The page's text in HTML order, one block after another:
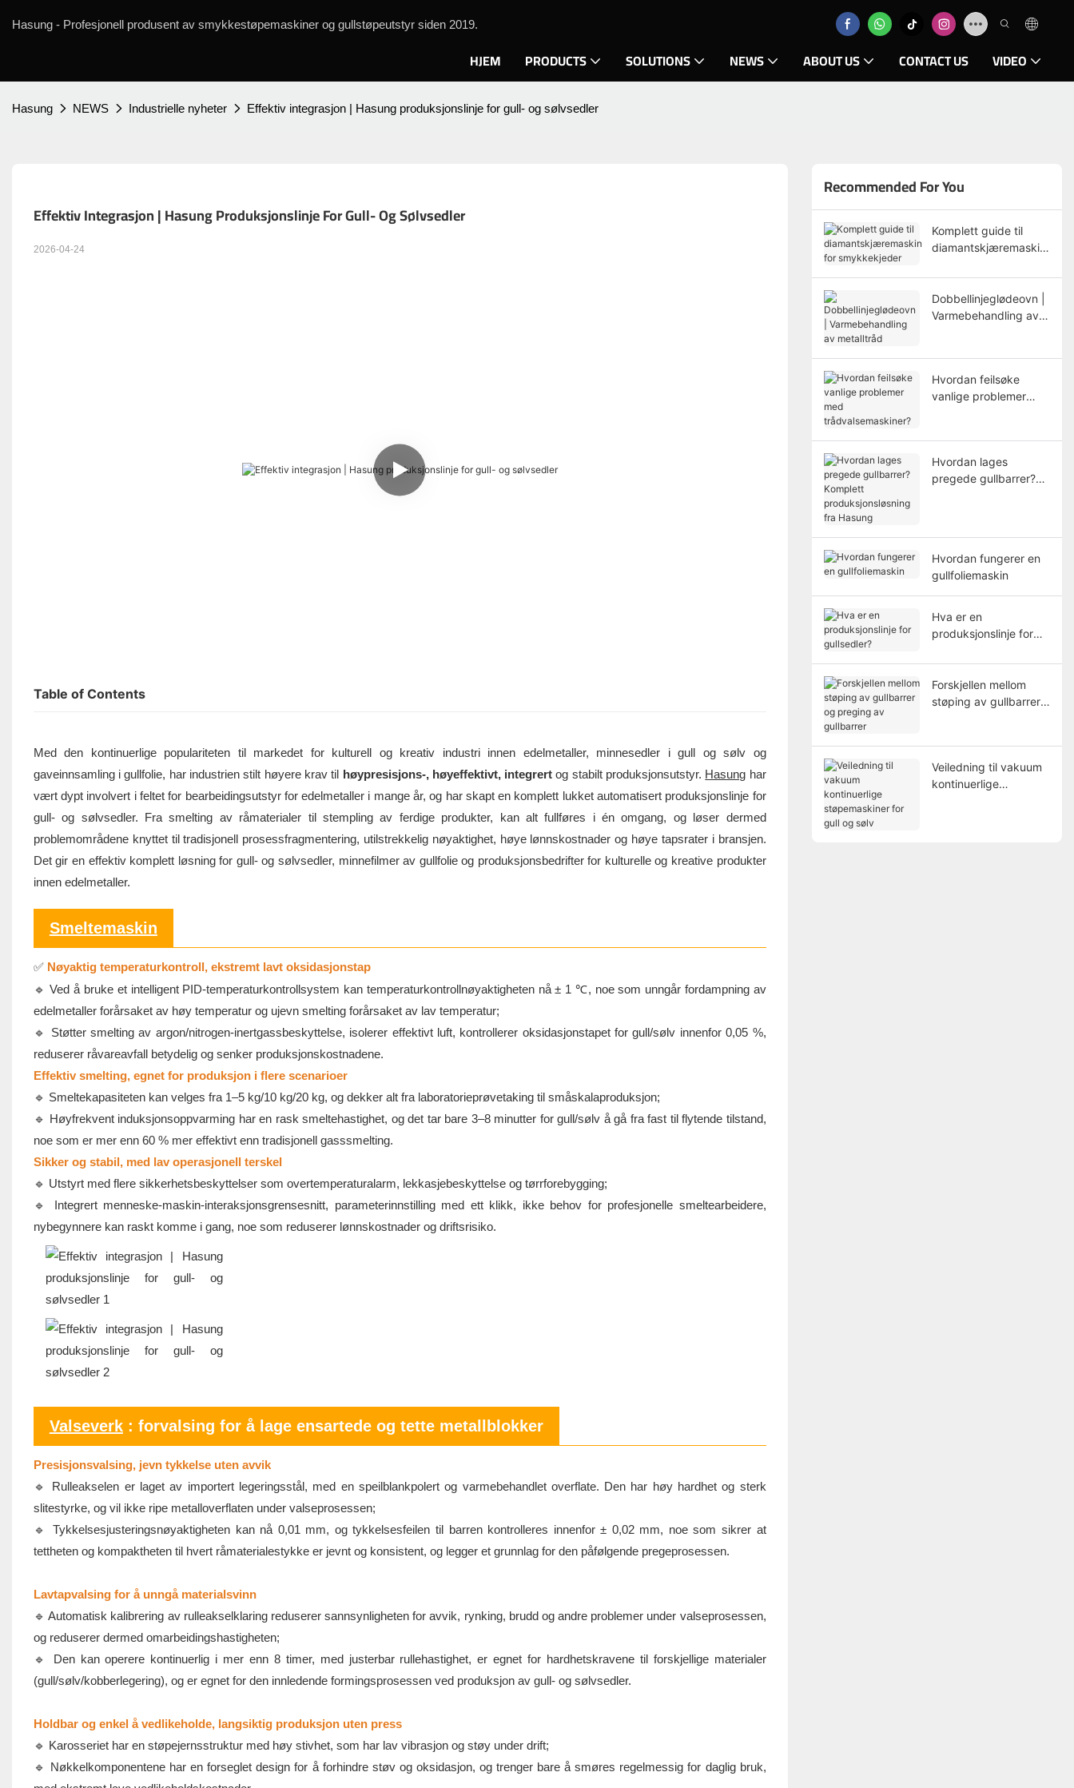
Hasung - Profesjonell produsent av smykkestøpemaskiner og gullstøpeutstyr siden 2019.
HJEM PRODUCTS SOLUTIONS NEWS ABOUT US CONTACT US VIDEO
Hasung NEWS Industrielle nyheter Effektiv integrasjon | Hasung produksjonslinje for gull- og sølvsedler
Effektiv Integrasjon | Hasung Produksjonslinje For Gull- Og Sølvsedler
2026-04-24
Table of Contents
Med den kontinuerlige populariteten til markedet for kulturell og kreativ industri innen edelmetaller, minnesedler i gull og sølv og
gaveinnsamling i gullfolie, har industrien stilt høyere krav til høypresisjons-, høyeffektivt, integrert og stabilt produksjonsutstyr. Hasung har
vært dypt involvert i feltet for bearbeidingsutstyr for edelmetaller i mange år, og har skapt en komplett lukket automatisert produksjonslinje for
gull- og sølvsedler. Fra smelting av råmaterialer til stempling av ferdige produkter, kan alt fullføres i én omgang, og løser dermed
problemområdene knyttet til tradisjonell prosessfragmentering, utilstrekkelig nøyaktighet, høye lønnskostnader og høye tapsrater i bransjen.
Det gir en effektiv komplett løsning for gull- og sølvsedler, minnefilmer av gullfolie og produksjonsbedrifter for kulturelle og kreative produkter
innen edelmetaller.
Smeltemaskin
✅ Nøyaktig temperaturkontroll, ekstremt lavt oksidasjonstap
🔹 Ved å bruke et intelligent PID-temperaturkontrollsystem kan temperaturkontrollnøyaktigheten nå ± 1 ℃, noe som unngår fordampning av
edelmetaller forårsaket av høy temperatur og ujevn smelting forårsaket av lav temperatur;
🔹 Støtter smelting av argon/nitrogen-inertgassbeskyttelse, isolerer effektivt luft, kontrollerer oksidasjonstapet for gull/sølv innenfor 0,05 %,
reduserer råvareavfall betydelig og senker produksjonskostnadene.
Effektiv smelting, egnet for produksjon i flere scenarioer
🔹 Smeltekapasiteten kan velges fra 1–5 kg/10 kg/20 kg, og dekker alt fra laboratorieprøvetaking til småskalaproduksjon;
🔹 Høyfrekvent induksjonsoppvarming har en rask smeltehastighet, og det tar bare 3–8 minutter for gull/sølv å gå fra fast til flytende tilstand,
noe som er mer enn 60 % mer effektivt enn tradisjonell gasssmelting.
Sikker og stabil, med lav operasjonell terskel
🔹 Utstyrt med flere sikkerhetsbeskyttelser som overtemperaturalarm, lekkasjebeskyttelse og tørrforebygging;
🔹 Integrert menneske-maskin-interaksjonsgrensesnitt, parameterinnstilling med ett klikk, ikke behov for profesjonelle smeltearbeidere,
nybegynnere kan raskt komme i gang, noe som reduserer lønnskostnader og driftsrisiko.
Valseverk: forvalsing for å lage ensartede og tette metallblokker
Presisjonsvalsing, jevn tykkelse uten avvik
🔹 Rulleakselen er laget av importert legeringsstål, med en speilblankpolert og varmebehandlet overflate. Den har høy hardhet og sterk
slitestyrke, og vil ikke ripe metalloverflaten under valseprosessen;
🔹 Tykkelsesjusteringsnøyaktigheten kan nå 0,01 mm, og tykkelsesfeilen til barren kontrolleres innenfor ± 0,02 mm, noe som sikrer at
tettheten og kompaktheten til hvert råmaterialestykke er jevnt og konsistent, og legger et grunnlag for den påfølgende pregeprosessen.
Lavtapvalsing for å unngå materialsvinn
🔹 Automatisk kalibrering av rulleakselklaring reduserer sannsynligheten for avvik, rynking, brudd og andre problemer under valseprosessen,
og reduserer dermed omarbeidingshastigheten;
🔹 Den kan operere kontinuerlig i mer enn 8 timer, med justerbar rullehastighet, er egnet for hardhetskravene til forskjellige materialer
(gull/sølv/kobberlegering), og er egnet for den innledende formingsprosessen ved produksjon av gull- og sølvsedler.
Holdbar og enkel å vedlikeholde, langsiktig produksjon uten press
🔹 Karosseriet har en støpejernsstruktur med høy stivhet, som har lav vibrasjon og støy under drift;
🔹 Nøkkelkomponentene har en forseglet design for å forhindre støv og oksidasjon, og trenger bare å smøres regelmessig for daglig bruk,
Recommended For You
Komplett guide til
diamantskjæremaskin
Dobbellinjeglødeovn |
Varmebehandling av
Hvordan feilsøke
vanlige problemer
Hvordan lages
pregede gullbarrer?
Hvordan fungerer en
gullfoliemaskin
Hva er en
produksjonslinje for
Forskjellen mellom
støping av gullbarrer
Veiledning til vakuum
kontinuerlige